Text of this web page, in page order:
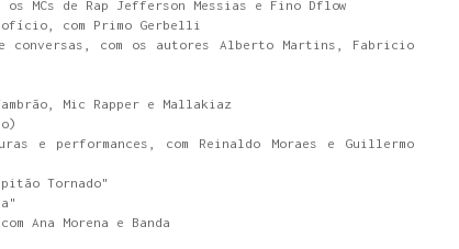
MCs de Rap Jefferson Messias e Fino Dflow
com Primo Gerbelli
conversas, com os autores Alberto Martins, Fabricio
Mic Rapper e Mallakiaz
e performances, com Reinaldo Moraes e Guillermo
Tornado"
Ana Morena e Banda